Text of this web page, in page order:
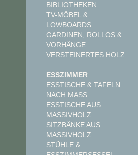
BIBLIOTHEKEN
TV-MÖBEL &
LOWBOARDS
GARDINEN, ROLLOS &
VORHÄNGE
VERSTEINERTES HOLZ
ESSZIMMER
ESSTISCHE & TAFELN
NACH MASS
ESSTISCHE AUS
MASSIVHOLZ
SITZBÄNKE AUS
MASSIVHOLZ
STÜHLE &